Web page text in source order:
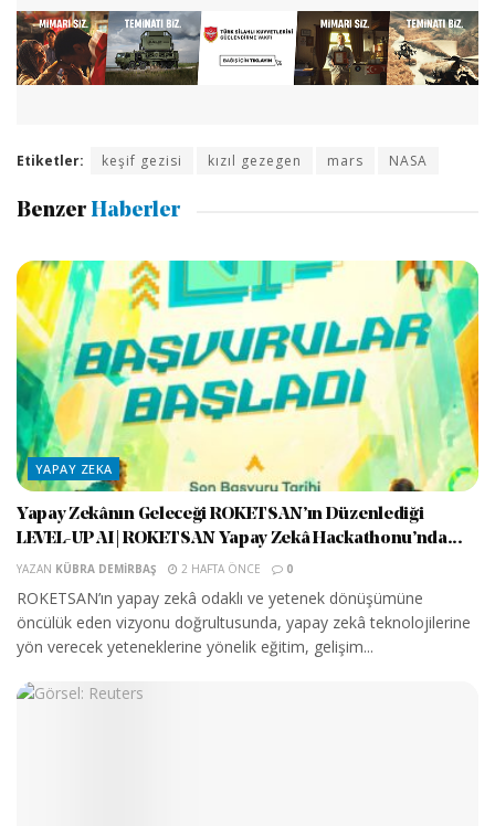
Etiketler: keşif gezisi kızıl gezegen mars NASA
Benzer Haberler
YAPAY ZEKA
Yapay Zekânın Geleceği ROKETSAN’ın Düzenlediği
LEVEL-UP AI | ROKETSAN Yapay Zekâ Hackathonu’nda...
YAZAN KÜBRA DEMIRBAŞ 2 HAFTA ÖNCE 0
ROKETSAN’ın yapay zekâ odaklı ve yetenek dönüşümüne
öncülük eden vizyonu doğrultusunda, yapay zekâ teknolojilerine
yön verecek yeteneklerine yönelik eğitim, gelişim...